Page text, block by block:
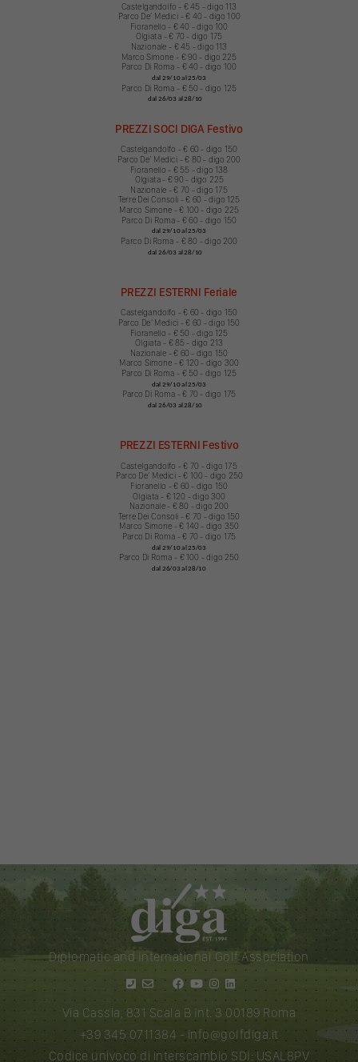
Castelgandolfo - € 45 - digo 113
Parco Deʼ Medici - € 40 - digo 100
Fioranello - € 40 - digo 100
Olgiata - € 70 - digo 175
Nazionale - € 45 - digo 113
Marco Simone - € 90 - digo 225
Parco Di Roma - € 40 - digo 100
dal 29/10 al 25/03
Parco Di Roma - € 50 - digo 125
dal 26/03 al 28/10
PREZZI SOCI DIGA Festivo
Castelgandolfo - € 60 - digo 150
Parco Deʼ Medici - € 80 - digo 200
Fioranello - € 55 - digo 138
Olgiata - € 90 - digo 225
Nazionale - € 70 - digo 175
Terre Dei Consoli - € 60 - digo 125
Marco Simone - € 100 - digo 225
Parco Di Roma - € 60 - digo 150
dal 29/10 al 25/03
Parco Di Roma - € 80 - digo 200
dal 26/03 al 28/10
PREZZI ESTERNI Feriale
Castelgandolfo - € 60 - digo 150
Parco Deʼ Medici - € 60 - digo 150
Fioranello - € 50 - digo 125
Olgiata - € 85 - digo 213
Nazionale - € 60 - digo 150
Marco Simone - € 120 - digo 300
Parco Di Roma - € 50 - digo 125
dal 29/10 al 25/03
Parco Di Roma - € 70 - digo 175
dal 26/03 al 28/10
PREZZI ESTERNI Festivo
Castelgandolfo - € 70 - digo 175
Parco Deʼ Medici - € 100 - digo 250
Fioranello - € 60 - digo 150
Olgiata - € 120 - digo 300
Nazionale - € 80 - digo 200
Terre Dei Consoli - € 70 - digo 150
Marco Simone - € 140 - digo 350
Parco Di Roma - € 70 - digo 175
dal 29/10 al 25/03
Parco Di Roma - € 100 - digo 250
dal 26/03 al 28/10
Diplomatic and International Golf Association
Via Cassia, 831 Scala B Int. 3 00189 Roma
+39 345 0711384 -info@golfdiga.it
Codice univoco di interscambio SDI: USAL8PV